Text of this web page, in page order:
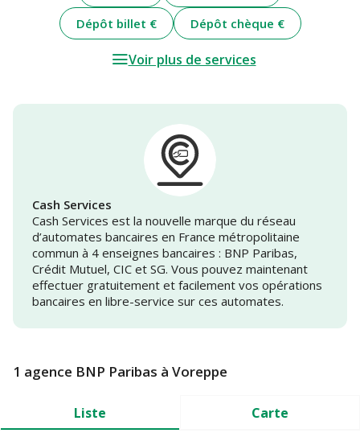
Dépôt billet €
Dépôt chèque €
Voir plus de services
Cash Services
Cash Services est la nouvelle marque du réseau
d’automates bancaires en France métropolitaine
commun à 4 enseignes bancaires : BNP Paribas,
Crédit Mutuel, CIC et SG. Vous pouvez maintenant
effectuer gratuitement et facilement vos opérations
bancaires en libre-service sur ces automates.
1 agence BNP Paribas à Voreppe
Liste Carte